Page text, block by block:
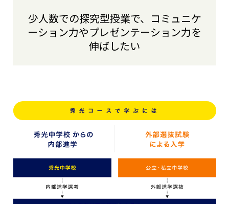
少人数での探究型授業で、コミュニケ
ーション力やプレゼンテーション力を
伸ばしたい